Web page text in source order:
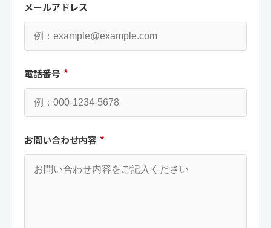
メールアドレス
電話番号 *
お問い合わせ内容 *